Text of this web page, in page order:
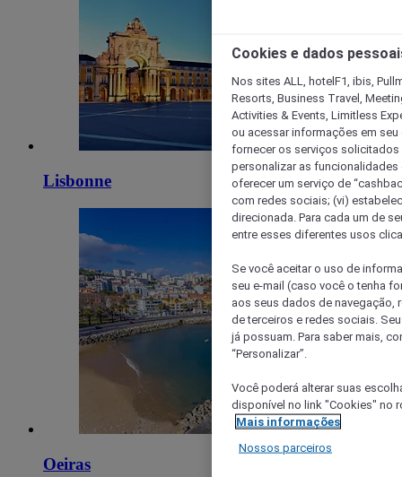
Lisbonne
Oeiras
Cookies e dados
Nos sites ALL, hotelF1, ibis,
Resorts, Business Travel,
Activities & Events, Limitless
ou acessar informações em
fornecer os serviços solicitados
personalizar as
oferecer um serviço de
com redes sociais; (vi)
direcionada. Para cada um de
entre esses diferentes usos
Se você aceitar o uso de
seu e-mail (caso você o tenha
aos seus dados de navegação,
de terceiros e redes sociais.
já possuam. Para saber mais,
“Personalizar”.
Você poderá alterar suas
disponível no link "Cookies" no
Mais informações
Nossos parceiros